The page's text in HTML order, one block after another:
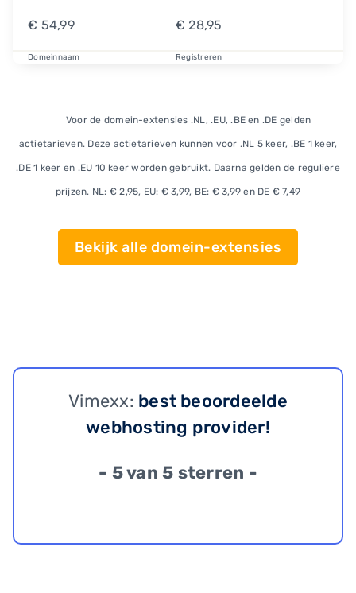
€ 54,99 € 28,95
Domeinnaam Registreren
Verlengen
€ 42,50
Verhuizen
€ 20,99
Voor de domein-extensies .NL, .EU, .BE en .DE gelden
actietarieven. Deze actietarieven kunnen voor .NL 5 keer, .BE 1 keer,
.DE 1 keer en .EU 10 keer worden gebruikt. Daarna gelden de reguliere
prijzen. NL: € 2,95, EU: € 3,99, BE: € 3,99 en DE € 7,49
Bekijk alle domein-extensies
Vimexx: best beoordeelde
webhosting provider!
- 5 van 5 sterren -